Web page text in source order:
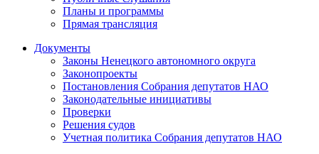
Планы и программы
Прямая трансляция
Документы
Законы Ненецкого автономного округа
Законопроекты
Постановления Собрания депутатов НАО
Законодательные инициативы
Проверки
Решения судов
Учетная политика Собрания депутатов НАО